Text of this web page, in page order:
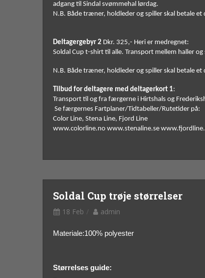
adgang til Sindal svømmehal lørdag.
N.B. Både træner, holdleder og spiller skal betale et
Deltagergebyr 2 Dkr. 325,- Heri er medregnet:
Soldal Cup t-shirt til alle. Transport mellem haller
N.B. Både træner, holdleder og spiller skal betale et
Tilbud for deltagere med deltagerkort 1:
Transport til og fra færgerne i Hirtshals og
Se færgernes Fartplaner/Tidtabeller/Rutetider på:
Color Line, Stena Line, Fjord Line
www.colorline.no www.stenaline.se
Soldal Cup trøje størrelser
18 Feb admin
Materiale:100% polyester
Størrelses guide: